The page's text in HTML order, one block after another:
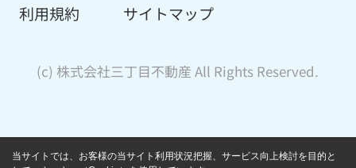
利用規約
サイトマップ
(c) 株式会社三丁目不動産 All Rights Reserved.
当サイトでは、お客様の当サイト利用状況把握、サービス向上検討を目的と